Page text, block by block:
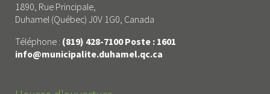
1890, Rue Principale,
Duhamel (Québec) J0V 1G0, Canada
Téléphone : (819) 428-7100 Poste : 1601
info@municipalite.duhamel.qc.ca